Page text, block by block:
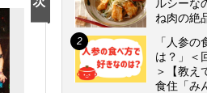
ルシーな
ね肉の絶
「人参
は？」＜
＞【教え
食住「み